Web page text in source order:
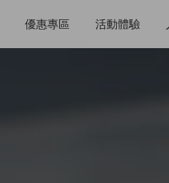
優惠專區 活動體驗